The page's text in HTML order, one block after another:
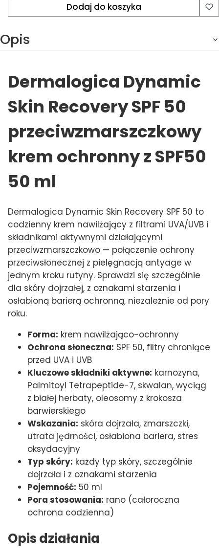
Dodaj do koszyka
Opis
Dermalogica Dynamic
Skin Recovery SPF 50
przeciwzmarszczkowy
krem ochronny z SPF50
50 ml
Dermalogica Dynamic Skin Recovery SPF 50 to
codzienny krem nawilżający z filtrami UVA/UVB i
składnikami aktywnymi działającymi
przeciwzmarszczkowo — połączenie ochrony
przeciwsłonecznej z pielęgnacją antyage w
jednym kroku rutyny. Sprawdzi się szczególnie
dla skóry dojrzałej, z oznakami starzenia i
osłabioną barierą ochronną, niezależnie od pory
roku.
Forma: krem nawilżająco-ochronny
Ochrona słoneczna: SPF 50, filtry chroniące
przed UVA i UVB
Kluczowe składniki aktywne: karnozyna,
Palmitoyl Tetrapeptide-7, skwalan, wyciąg
z białej herbaty, oleosomy z krokosza
barwierskiego
Wskazania: skóra dojrzała, zmarszczki,
utrata jędrności, osłabiona bariera, stres
oksydacyjny
Typ skóry: każdy typ skóry, szczególnie
dojrzała i z oznakami starzenia
Pojemność: 50 ml
Pora stosowania: rano (całoroczna
ochrona codzienna)
Opis działania